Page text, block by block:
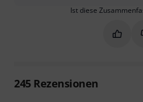
Ist diese
245Rezensionen